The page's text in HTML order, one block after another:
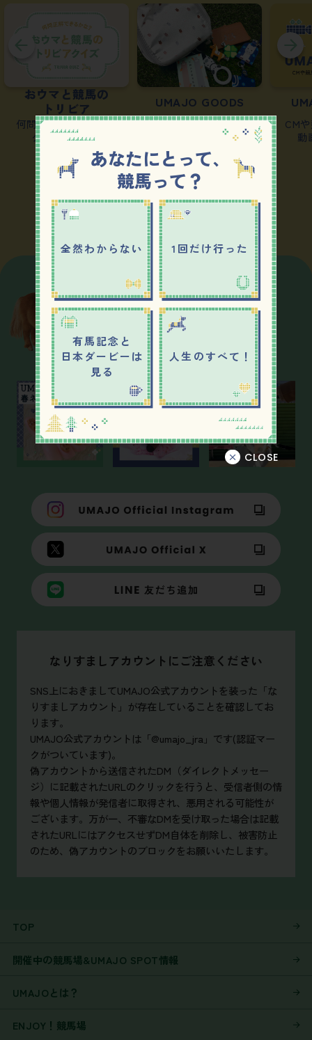
と競馬の
れるかな？
に挑戦！
UMAJO GOODS
かわいいオリジナル
UMAJO
CMや競馬のはじ
動画はこちら
もっとみる
SNS
なりすましアカウントにご注意ください
SNS上におきましてUMAJO公式アカウントを装った「な
りすましアカウント」が存在していることを確認してお
ります。
UMAJO公式アカウントは「@umajo_jra」です(認証マー
クがついています)。
偽アカウントから送信されたDM（ダイレクトメッセー
ジ）に記載されたURLのクリックを行うと、受信者側の情
報や個人情報が発信者に取得され、悪用される可能性が
ございます。万が一、不審なDMを受け取った場合は記載
されたURLにはアクセスせずDM自体を削除し、被害防止
のため、偽アカウントのブロックをお願いいたします。
TOP
開催中の競馬場&UMAJO SPOT情報
UMAJOとは？
ENJOY！競馬場
あなたにとって、
競馬って？
全然わからない 1回だけ行った
有馬記念と
日本ダービーは
見る
人生のすべて！